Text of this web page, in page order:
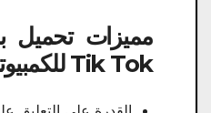
مميزات تحميل
Tik Tok للكمبيوتر: